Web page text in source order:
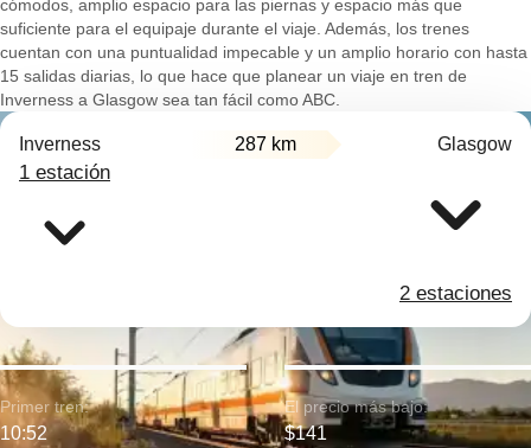
cómodos, amplio espacio para las piernas y espacio más que
suficiente para el equipaje durante el viaje. Además, los trenes
cuentan con una puntualidad impecable y un amplio horario con hasta
15 salidas diarias, lo que hace que planear un viaje en tren de
Inverness a Glasgow sea tan fácil como ABC.
Inverness 287 km Glasgow
1 estación
2 estaciones
Primer tren:
10:52
El precio más bajo:
$141